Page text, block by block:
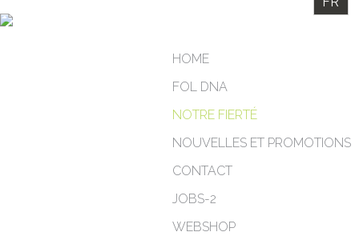
HOME
FOL DNA
NOTRE FIERTÉ
NOUVELLES ET PROMOTIONS
CONTACT
JOBS-2
WEBSHOP